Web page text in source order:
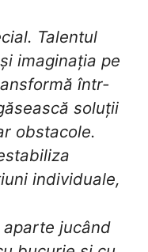
Talentul
imaginația pe
într-
soluții
obstacole.
individuale,
jucând